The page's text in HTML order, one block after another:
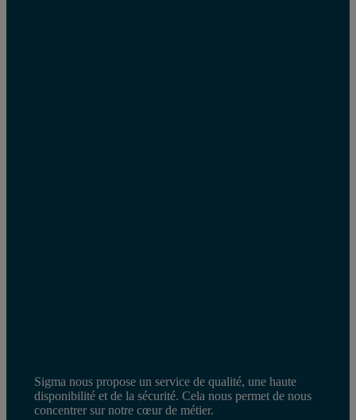
Sigma nous propose un service de qualité, une haute
disponibilité et de la sécurité. Cela nous permet de nous
concentrer sur notre cœur de métier.